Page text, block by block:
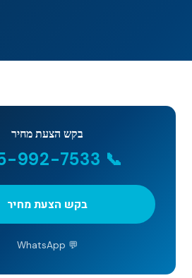
בקש הצעת מחיר
📞 055-992-7533
בקש הצעת מחיר
💬 WhatsApp